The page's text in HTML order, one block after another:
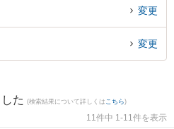
たい』『借金・債務整理のトラブル解決
い』『初回相談無料で借金・債務整理を
相談予約したい』などでお困りの相談者
変更
変更
た (検索結果について詳しくは こちら)
11件中 1-11件を表示